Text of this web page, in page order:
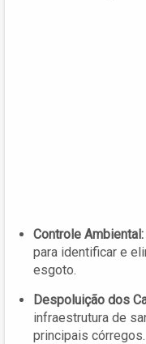
Controle Ambiental:
para identificar e
esgoto.
Despoluição dos
infraestrutura de
principais córregos.